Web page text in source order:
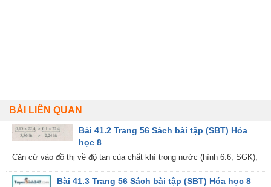
BÀI LIÊN QUAN
Bài 41.2 Trang 56 Sách bài tập (SBT) Hóa
học 8
Căn cứ vào đồ thị về độ tan của chất khí trong nước (hình 6.6, SGK),
Bài 41.3 Trang 56 Sách bài tập (SBT) Hóa học 8